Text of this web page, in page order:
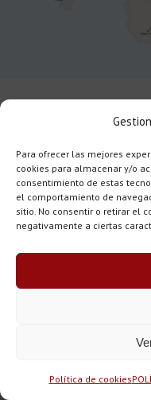
Para ofrecer las mejores
cookies para almacenar y/o
consentimiento de estas
el comportamiento de
sitio. No consentir o retirar el
negativamente a ciertas
Política de cookies
Deutsch